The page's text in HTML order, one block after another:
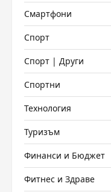
Смартфони
Спорт
Спорт | Други
Спортни
Технология
Туризъм
Финанси и Бюджет
Фитнес и Здраве